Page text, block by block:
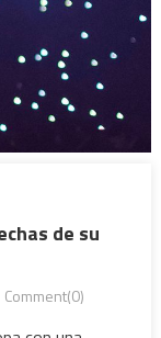
de su
Comment(0)